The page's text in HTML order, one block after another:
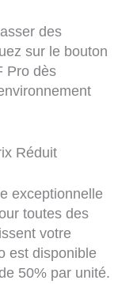
des
sur le bouton
Pro dès
Réduit
exceptionnelle
toutes des
votre
est disponible
50% par unité.